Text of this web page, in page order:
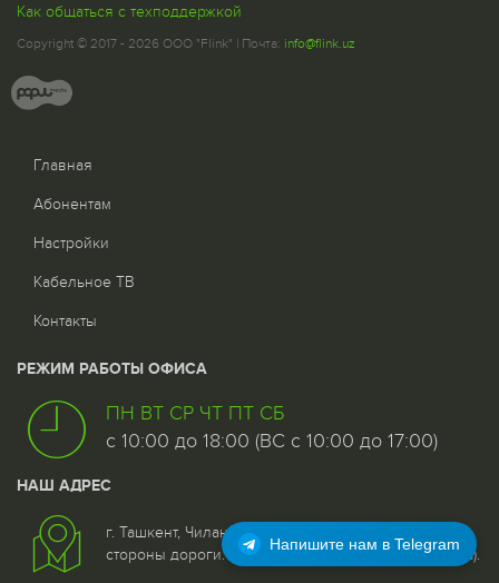
Как общаться с техподдержкой
Copyright © 2017 - 2026 ООО "Flink" | Почта: info@flink.uz
Главная
Абонентам
Настройки
Кабельное ТВ
Контакты
РЕЖИМ РАБОТЫ ОФИСА
ПН ВТ СР ЧТ ПТ СБ
с 10:00 до 18:00 (ВС с 10:00 до 17:00)
НАШ АДРЕС
г. Ташкент, Чиланзар - 5 квартал, дом 25, 1 этаж со
стороны дороги. (Возле 96 отделения связи (почта).
Напишите нам в Telegram